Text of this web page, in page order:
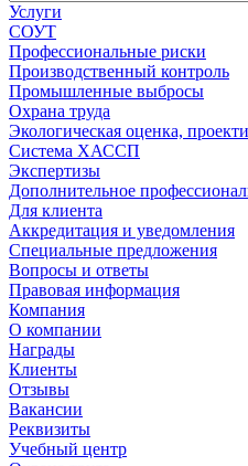
Услуги
СОУТ
Профессиональные риски
Производственный контроль
Промышленные выбросы
Охрана труда
Экологическая оценка,
Система ХАССП
Экспертизы
Дополнительное
Для клиента
Аккредитация и уведомления
Специальные предложения
Вопросы и ответы
Правовая информация
Компания
О компании
Награды
Клиенты
Отзывы
Вакансии
Реквизиты
Учебный центр